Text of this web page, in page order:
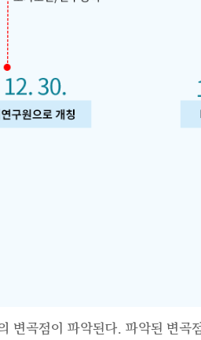
변곡점이 파악된다. 파악된 변곡